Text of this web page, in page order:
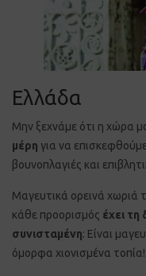
Ελλάδα
Μην ξεχνάμε ότι η χώρα
μέρη για να επισκεφθούμε
βουνοπλαγιές και
Μαγευτικά ορεινά χωριά
κάθε προορισμός έχει τη
συνισταμένη: Είναι
όμορφα χιονισμένα τοπία!